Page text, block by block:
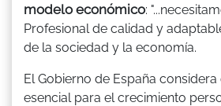
modelo económico:
Profesional de calidad y
de la sociedad y la economía.
El Gobierno de España
esencial para el crecimiento